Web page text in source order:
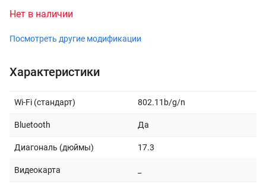
Нет в наличии
Посмотреть другие модификации
Характеристики
Wi-Fi (стандарт) 802.11b/g/n
Bluetooth Да
Диагональ (дюймы) 17.3
Видеокарта